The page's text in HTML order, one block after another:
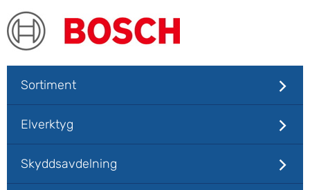
Sortiment
Elverktyg
Skyddsavdelning